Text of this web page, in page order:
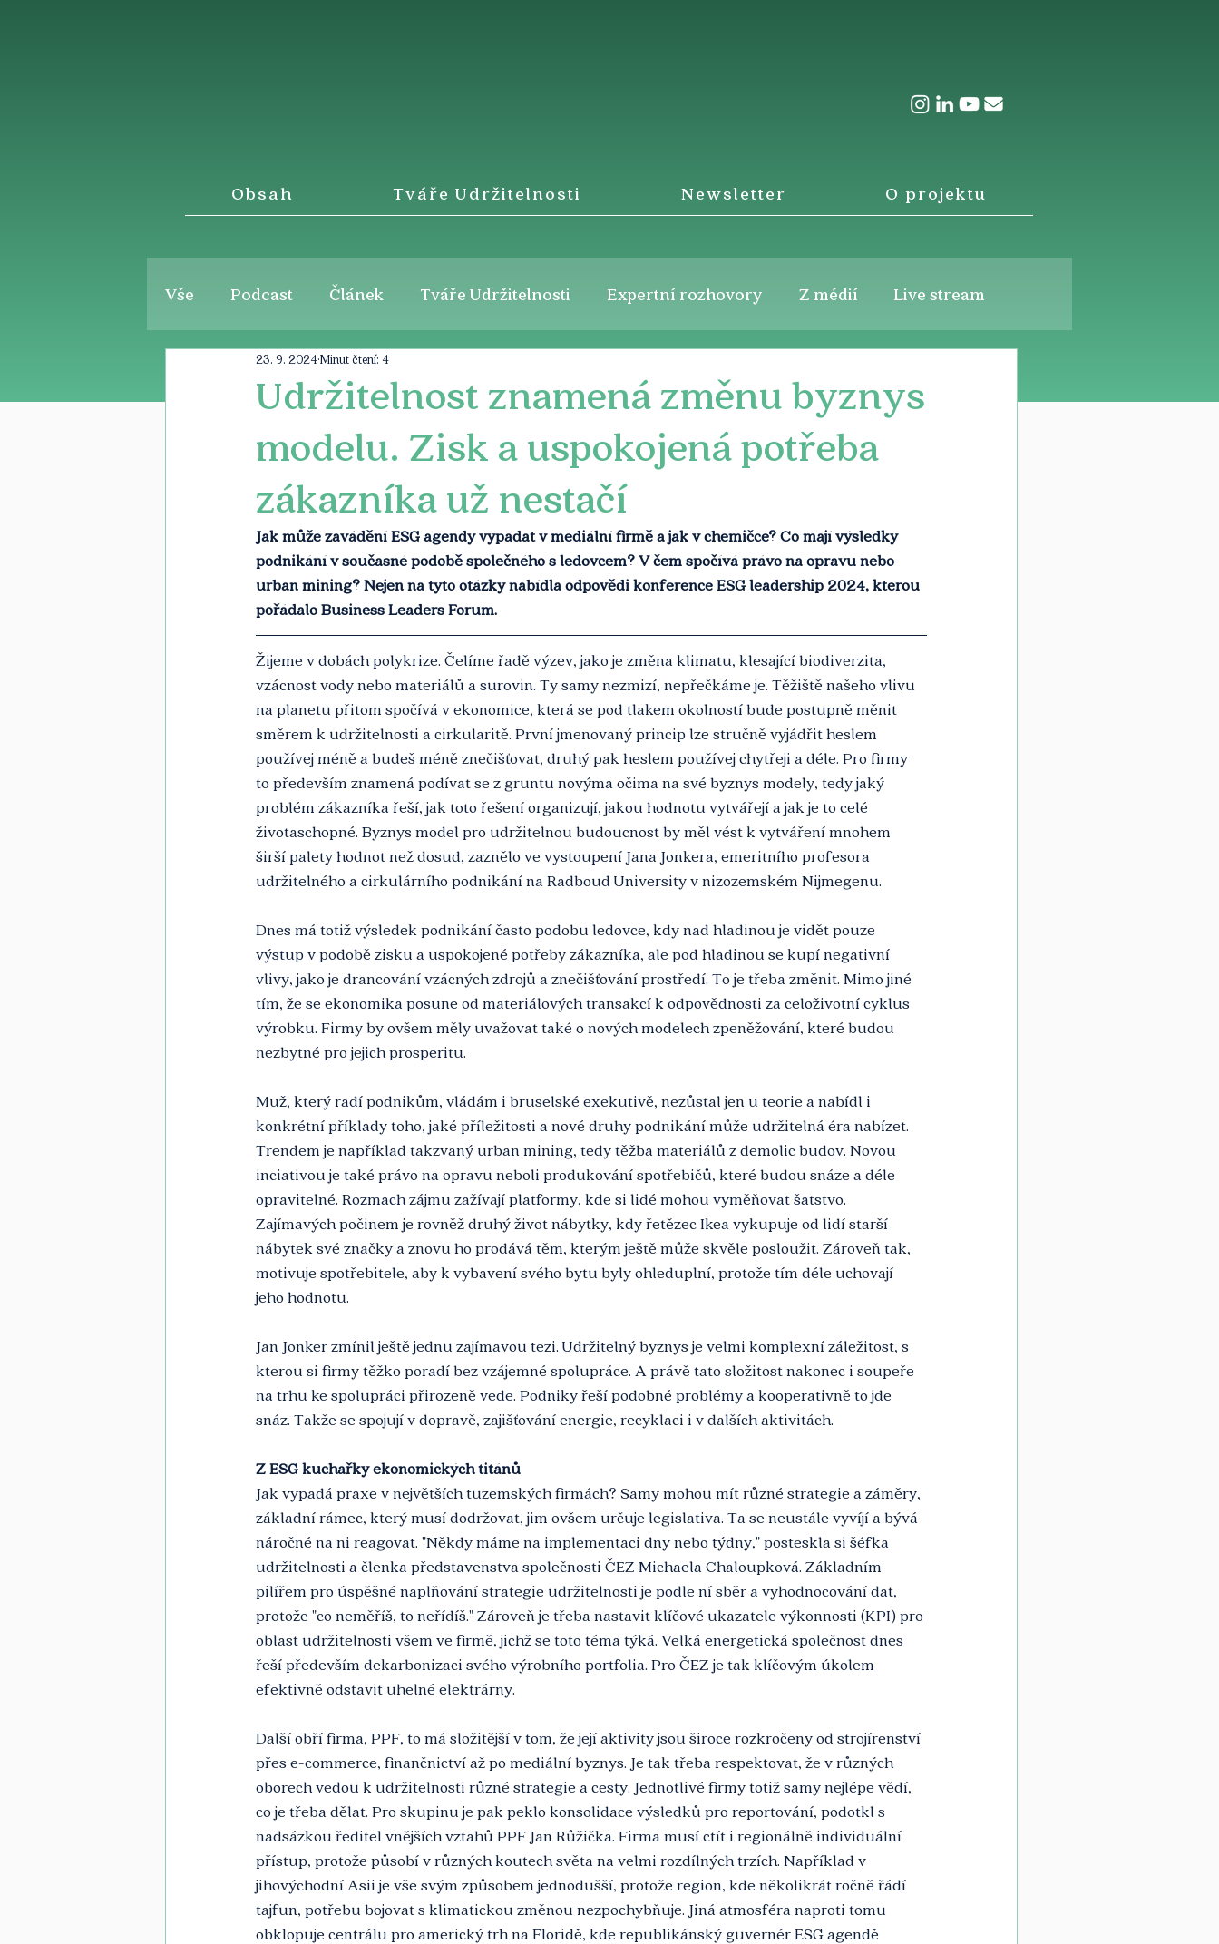
Obsah Tváře Udržitelnosti Newsletter O projektu
Vše Podcast Článek Tváře Udržitelnosti Expertní rozhovory Z médií Live stream
Udržitelnost znamená změnu byznys
modelu. Zisk a uspokojená potřeba
zákazníka už nestačí
23. 9. 2024Minut čtení: 4
Jak může zavádění ESG agendy vypadat v mediální firmě a jak v chemičce? Co mají výsledky
podnikání v současné podobě společného s ledovcem? V čem spočívá právo na opravu nebo
urban mining? Nejen na tyto otázky nabídla odpovědi konference ESG leadership 2024, kterou
pořádalo Business Leaders Forum.
Žijeme v dobách polykrize. Čelíme řadě výzev, jako je změna klimatu, klesající biodiverzita,
vzácnost vody nebo materiálů a surovin. Ty samy nezmizí, nepřečkáme je. Těžiště našeho vlivu
na planetu přitom spočívá v ekonomice, která se pod tlakem okolností bude postupně měnit
směrem k udržitelnosti a cirkularitě. První jmenovaný princip lze stručně vyjádřit heslem
používej méně a budeš méně znečišťovat, druhý pak heslem používej chytřeji a déle. Pro firmy
to především znamená podívat se z gruntu novýma očima na své byznys modely, tedy jaký
problém zákazníka řeší, jak toto řešení organizují, jakou hodnotu vytvářejí a jak je to celé
životaschopné. Byznys model pro udržitelnou budoucnost by měl vést k vytváření mnohem
širší palety hodnot než dosud, zaznělo ve vystoupení Jana Jonkera, emeritního profesora
udržitelného a cirkulárního podnikání na Radboud University v nizozemském Nijmegenu.
Dnes má totiž výsledek podnikání často podobu ledovce, kdy nad hladinou je vidět pouze
výstup v podobě zisku a uspokojené potřeby zákazníka, ale pod hladinou se kupí negativní
vlivy, jako je drancování vzácných zdrojů a znečišťování prostředí. To je třeba změnit. Mimo jiné
tím, že se ekonomika posune od materiálových transakcí k odpovědnosti za celoživotní cyklus
výrobku. Firmy by ovšem měly uvažovat také o nových modelech zpeněžování, které budou
nezbytné pro jejich prosperitu.
Muž, který radí podnikům, vládám i bruselské exekutivě, nezůstal jen u teorie a nabídl i
konkrétní příklady toho, jaké příležitosti a nové druhy podnikání může udržitelná éra nabízet.
Trendem je například takzvaný urban mining, tedy těžba materiálů z demolic budov. Novou
inciativou je také právo na opravu neboli produkování spotřebičů, které budou snáze a déle
opravitelné. Rozmach zájmu zažívají platformy, kde si lidé mohou vyměňovat šatstvo.
Zajímavých počinem je rovněž druhý život nábytky, kdy řetězec Ikea vykupuje od lidí starší
nábytek své značky a znovu ho prodává těm, kterým ještě může skvěle posloužit. Zároveň tak,
motivuje spotřebitele, aby k vybavení svého bytu byly ohleduplní, protože tím déle uchovají
jeho hodnotu.
Jan Jonker zmínil ještě jednu zajímavou tezi. Udržitelný byznys je velmi komplexní záležitost, s
kterou si firmy těžko poradí bez vzájemné spolupráce. A právě tato složitost nakonec i soupeře
na trhu ke spolupráci přirozeně vede. Podniky řeší podobné problémy a kooperativně to jde
snáz. Takže se spojují v dopravě, zajišťování energie, recyklaci i v dalších aktivitách.
Z ESG kuchařky ekonomických titánů
Jak vypadá praxe v největších tuzemských firmách? Samy mohou mít různé strategie a záměry,
základní rámec, který musí dodržovat, jim ovšem určuje legislativa. Ta se neustále vyvíjí a bývá
náročné na ni reagovat. "Někdy máme na implementaci dny nebo týdny," posteskla si šéfka
udržitelnosti a členka představenstva společnosti ČEZ Michaela Chaloupková. Základním
pilířem pro úspěšné naplňování strategie udržitelnosti je podle ní sběr a vyhodnocování dat,
protože "co neměříš, to neřídíš." Zároveň je třeba nastavit klíčové ukazatele výkonnosti (KPI) pro
oblast udržitelnosti všem ve firmě, jichž se toto téma týká. Velká energetická společnost dnes
řeší především dekarbonizaci svého výrobního portfolia. Pro ČEZ je tak klíčovým úkolem
efektivně odstavit uhelné elektrárny.
Další obří firma, PPF, to má složitější v tom, že její aktivity jsou široce rozkročeny od strojírenství
přes e-commerce, finančnictví až po mediální byznys. Je tak třeba respektovat, že v různých
oborech vedou k udržitelnosti různé strategie a cesty. Jednotlivé firmy totiž samy nejlépe vědí,
co je třeba dělat. Pro skupinu je pak peklo konsolidace výsledků pro reportování, podotkl s
nadsázkou ředitel vnějších vztahů PPF Jan Růžička. Firma musí ctít i regionálně individuální
přístup, protože působí v různých koutech světa na velmi rozdílných trzích. Například v
jihovýchodní Asii je vše svým způsobem jednodušší, protože region, kde několikrát ročně řádí
tajfun, potřebu bojovat s klimatickou změnou nezpochybňuje. Jiná atmosféra naproti tomu
obklopuje centrálu pro americký trh na Floridě, kde republikánský guvernér ESG agendě